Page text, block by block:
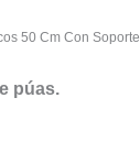
50 Cm Con Soporte
púas.